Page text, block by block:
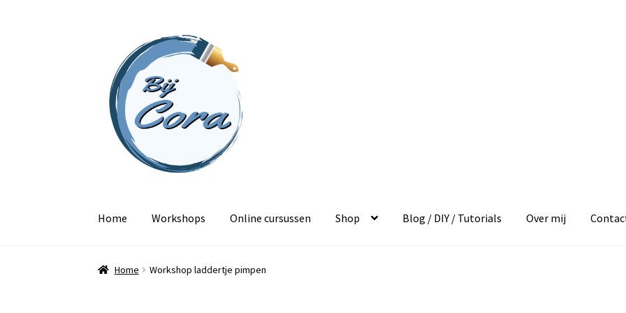
naar
navigatie
inhoud
Home Workshops Online cursussen Shop Blog / DIY / Tutorials Over mij
Home Workshop laddertje pimpen